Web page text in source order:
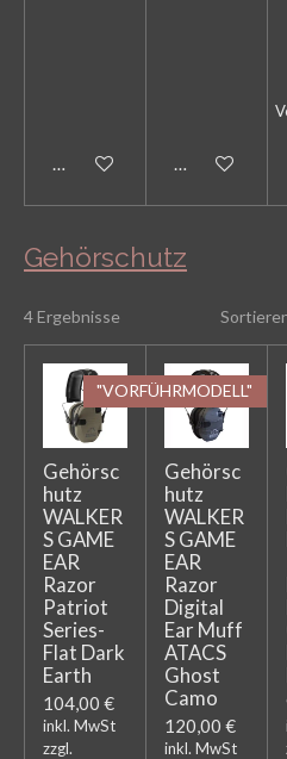
Bei VerfügbarkeitIn den
Gehörschutz
4 Ergebnisse
Gehörsc
hutz
WALKER
S GAME
EAR
Razor
Patriot
Series-
Flat Dark
Earth
104,00 €
inkl. MwSt
zzgl.
"VORFÜHRMODELL"
Gehörsc
hutz
WALKER
S GAME
EAR
Razor
Digital
Ear Muff
ATACS
Ghost
Camo
120,00 €
inkl. MwSt